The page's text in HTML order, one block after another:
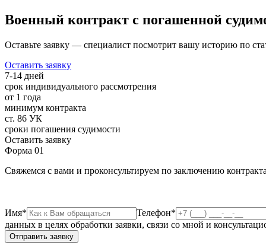
Военный контракт с погашенной
Оставьте заявку — специалист посмотрит вашу историю по
Оставить заявку
7-14 дней
срок индивидуального рассмотрения
от 1 года
минимум контракта
ст. 86 УК
сроки погашения судимости
Оставить заявку
Форма 01
Свяжемся с вами и проконсультируем по заключению
Имя*
Телефон*
данных в целях обработки заявки, связи со мной и
Отправить заявку